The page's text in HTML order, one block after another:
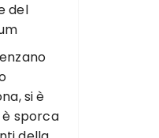
del
si è
è sporca